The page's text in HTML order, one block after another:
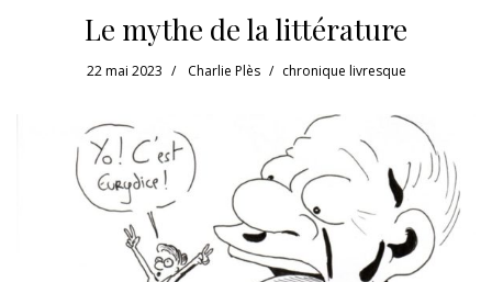
Le mythe de la littérature
22 mai 2023 Charlie Plès chronique livresque